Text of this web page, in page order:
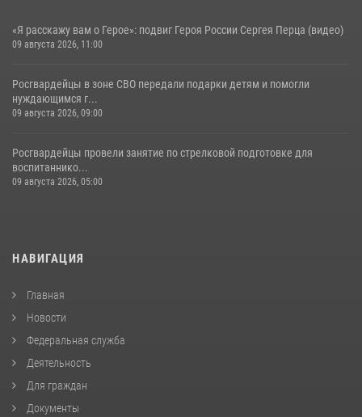
«Я расскажу вам о Герое»: подвиг Героя России Сергея Перца (видео)
09 августа 2026, 11:00
Росгвардейцы в зоне СВО передали подарки детям и помогли
нуждающимся г...
09 августа 2026, 09:00
Росгвардейцы провели занятие по стрелковой подготовке для
воспитаннико...
09 августа 2026, 05:00
НАВИГАЦИЯ
Главная
Новости
Федеральная служба
Деятельность
Для граждан
Документы